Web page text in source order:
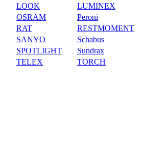
LOOK
LUMINEX
OSRAM
Peroni
RAT
RESTMOMENT
SANYO
Schabus
SPOTLIGHT
Sundrax
TELEX
TORCH